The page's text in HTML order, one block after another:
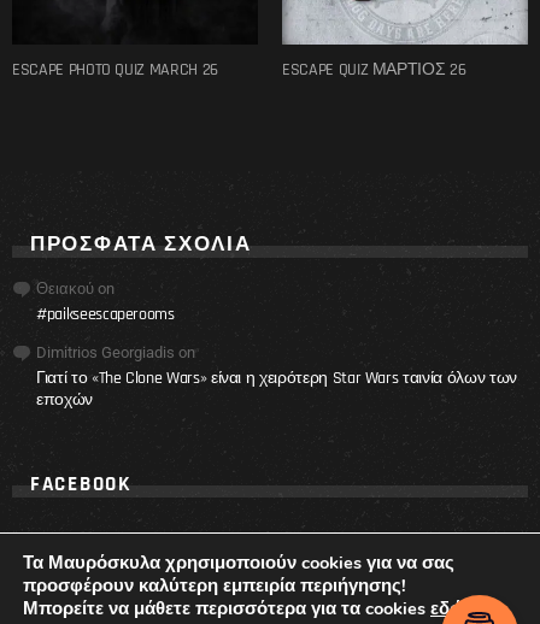
ESCAPE PHOTO QUIZ MARCH 26 ESCAPE QUIZ ΜΑΡΤΙΟΣ 26
ΠΡΌΣΦΑΤΑ ΣΧΌΛΙΑ
Θειακού on
#paikseescaperooms
Dimitrios Georgiadis on
Γιατί το «The Clone Wars» είναι η χειρότερη Star Wars ταινία όλων των
εποχών
FACEBOOK
Τα Μαυρόσκυλα χρησιμοποιούν cookies για να σας
προσφέρουν καλύτερη εμπειρία περιήγησης!
Μπορείτε να μάθετε περισσότερα για τα cookies εδώ .